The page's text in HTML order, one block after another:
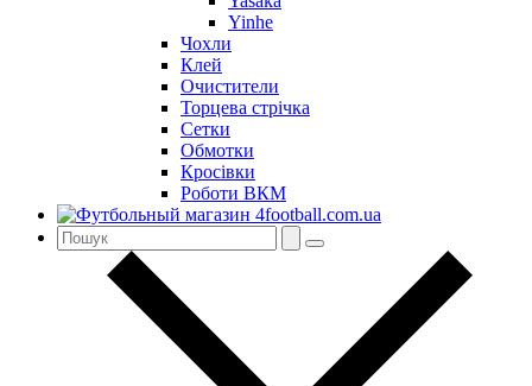
Yinhe
Чохли
Клей
Очистители
Торцева стрічка
Сетки
Обмотки
Кросівки
Роботи ВКМ